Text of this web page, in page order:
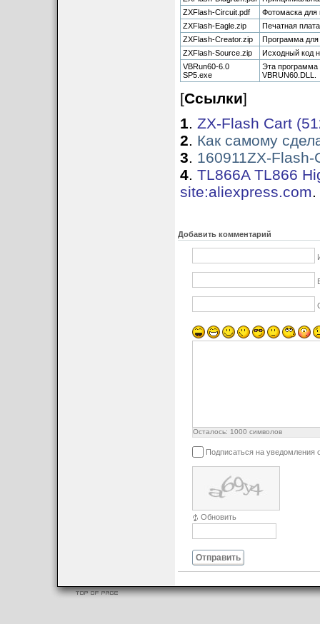
ZXFlash-Circuit.pdf
Фотомаска для
ZXFlash-Eagle.zip
Печатная
ZXFlash-Creator.zip
Программа для
ZXFlash-Source.zip
Исходный код
VBRun60-6.0
SP5.exe
Эта программа
VBRUN60.DLL.
[Ссылки]
1. ZX-Flash Cart
2. Как самому
3. 160911ZX-Flash-
4. TL866A TL866
site:aliexpress.com.
Добавить комментарий
Осталось: 1000 символов
Подписаться на уведомления
Обновить
Отправить